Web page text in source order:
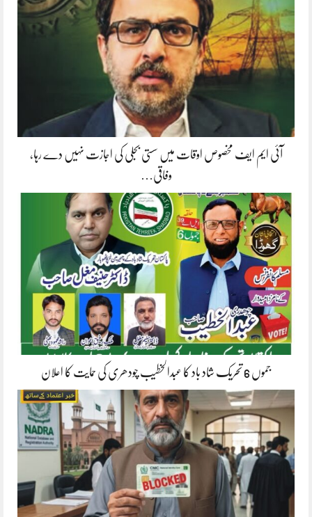
آئی ایم ایف مخصوص اوقات میں سستی بجلی کی اجازت نہیں دے رہا،
وفاقی…
جموں 6 تحریک شاد باد کا عبدالخطیب چودھری کی حمایت کا اعلان